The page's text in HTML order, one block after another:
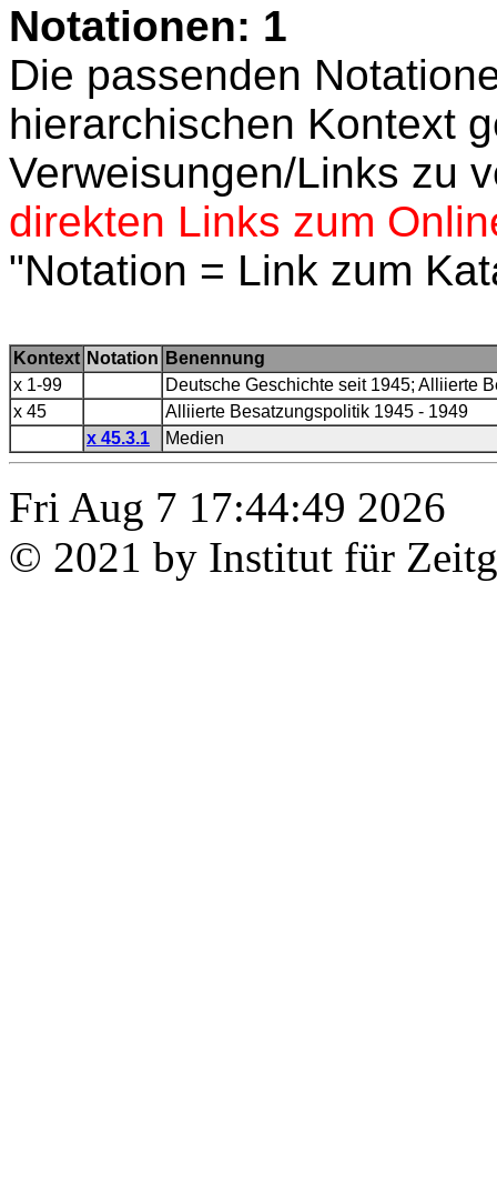
Notationen: 1
Die passenden
hierarchischen Kontext
Verweisungen/Links zu
direkten Links zum
"Notation = Link zum
Kontext Notation Benennung
x 1-99
Deutsche Geschichte seit 1945; Alliierte
x 45
Alliierte Besatzungspolitik 1945 - 1949
x 45.3.1
Medien
Fri Aug 7 17:44:49 2026
© 2021 by Institut für